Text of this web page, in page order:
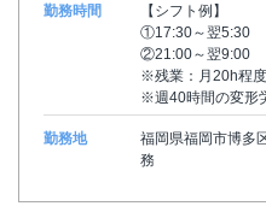
勤務時間
【シフト例】
①17:30～翌5:30
②21:00～翌9:00
※残業：月20h程度
※週40時間の変形
勤務地
福岡県福岡市博多
務